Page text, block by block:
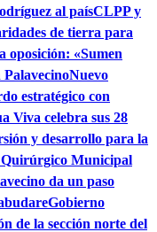
al paísCLPP y
de tierra para
oposición: «Sumen
PalavecinoNuevo
estratégico con
Viva celebra sus 28
y desarrollo para la
Quirúrgico Municipal
da un paso
Gobierno
de la sección norte del